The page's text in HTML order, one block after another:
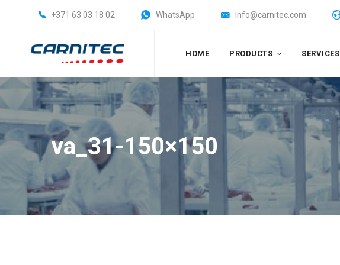
+371 63 03 18 02 WhatsApp info@carnitec.com
HOME PRODUCTS SERVICES
va_31-150×150